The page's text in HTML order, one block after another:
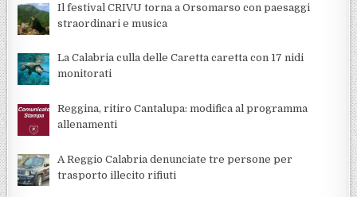
Il festival CRIVU torna a Orsomarso con paesaggi
straordinari e musica
La Calabria culla delle Caretta caretta con 17 nidi
monitorati
Reggina, ritiro Cantalupa: modifica al programma
allenamenti
A Reggio Calabria denunciate tre persone per
trasporto illecito rifiuti